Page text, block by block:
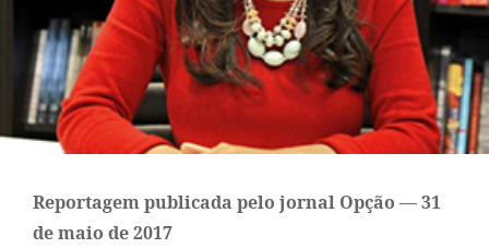
Reportagem publicada pelo jornal Opção — 31
de maio de 2017